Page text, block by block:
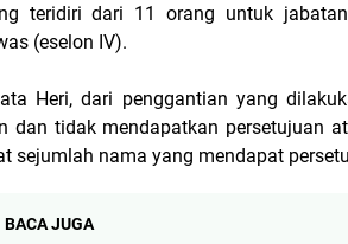
teridiri dari 11 orang untuk
(eselon IV).
Heri, dari penggantian yang
dan tidak mendapatkan persetujuan
sejumlah nama yang mendapat
BACA JUGA